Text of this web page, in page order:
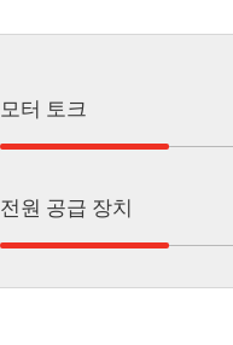
모터 토크
전원 공급 장치